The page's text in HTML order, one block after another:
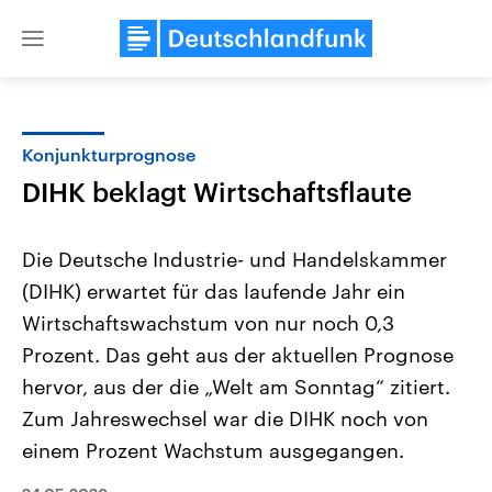
Close
Landtagswahl Sachsen-Anhalt
Alle Informationen
September 2026 einen neuen
Bundesland von einer Koalition aus
USA
Aktuelle Beiträge,
Hintergründe
gehören die Vereinigten
Konjunkturprognose
DIHK beklagt Wirtschaftsflaute
Die Deutsche Industrie- und Handelskammer
(DIHK) erwartet für das laufende Jahr ein
Wirtschaftswachstum ⁠von nur ‌noch 0,3
Prozent. Das geht aus der aktuellen Prognose
hervor, aus der die „Welt am Sonntag“ zitiert.
Zum Jahreswechsel war die DIHK noch von
einem Prozent Wachstum ausgegangen.